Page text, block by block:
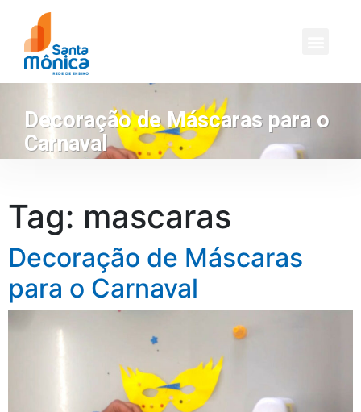
Decoração de Máscaras para o
Carnaval
Tag: mascaras
Decoração de Máscaras
para o Carnaval